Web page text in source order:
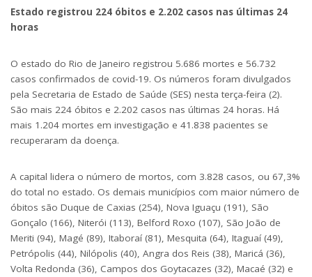
Estado registrou 224 óbitos e 2.202 casos nas últimas 24
horas
O estado do Rio de Janeiro registrou 5.686 mortes e 56.732
casos confirmados de covid-19. Os números foram divulgados
pela Secretaria de Estado de Saúde (SES) nesta terça-feira (2).
São mais 224 óbitos e 2.202 casos nas últimas 24 horas. Há
mais 1.204 mortes em investigação e 41.838 pacientes se
recuperaram da doença.
A capital lidera o número de mortos, com 3.828 casos, ou 67,3%
do total no estado. Os demais municípios com maior número de
óbitos são Duque de Caxias (254), Nova Iguaçu (191), São
Gonçalo (166), Niterói (113), Belford Roxo (107), São João de
Meriti (94), Magé (89), Itaboraí (81), Mesquita (64), Itaguaí (49),
Petrópolis (44), Nilópolis (40), Angra dos Reis (38), Maricá (36),
Volta Redonda (36), Campos dos Goytacazes (32), Macaé (32) e